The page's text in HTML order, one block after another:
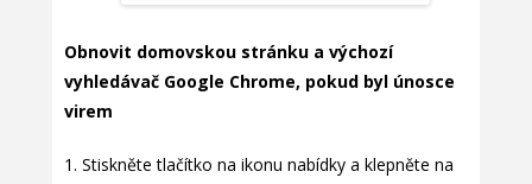
Obnovit domovskou stránku a výchozí
vyhledávač Google Chrome, pokud byl únosce
virem
Stiskněte tlačítko na ikonu nabídky a klepněte na